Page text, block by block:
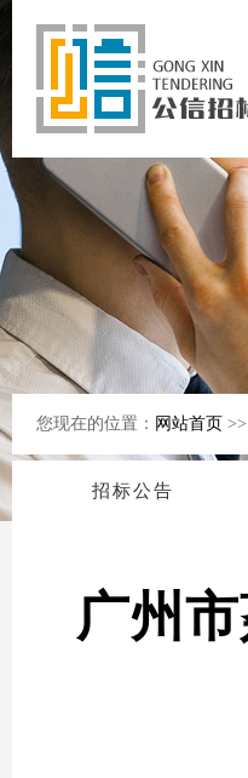
东公信招标
有限公司
您现在的位置： 网站首页 >>
招标公告
广州